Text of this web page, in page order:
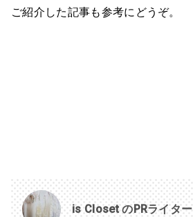
ご紹介した記事も参考にどうぞ。
is Closet のPRライター